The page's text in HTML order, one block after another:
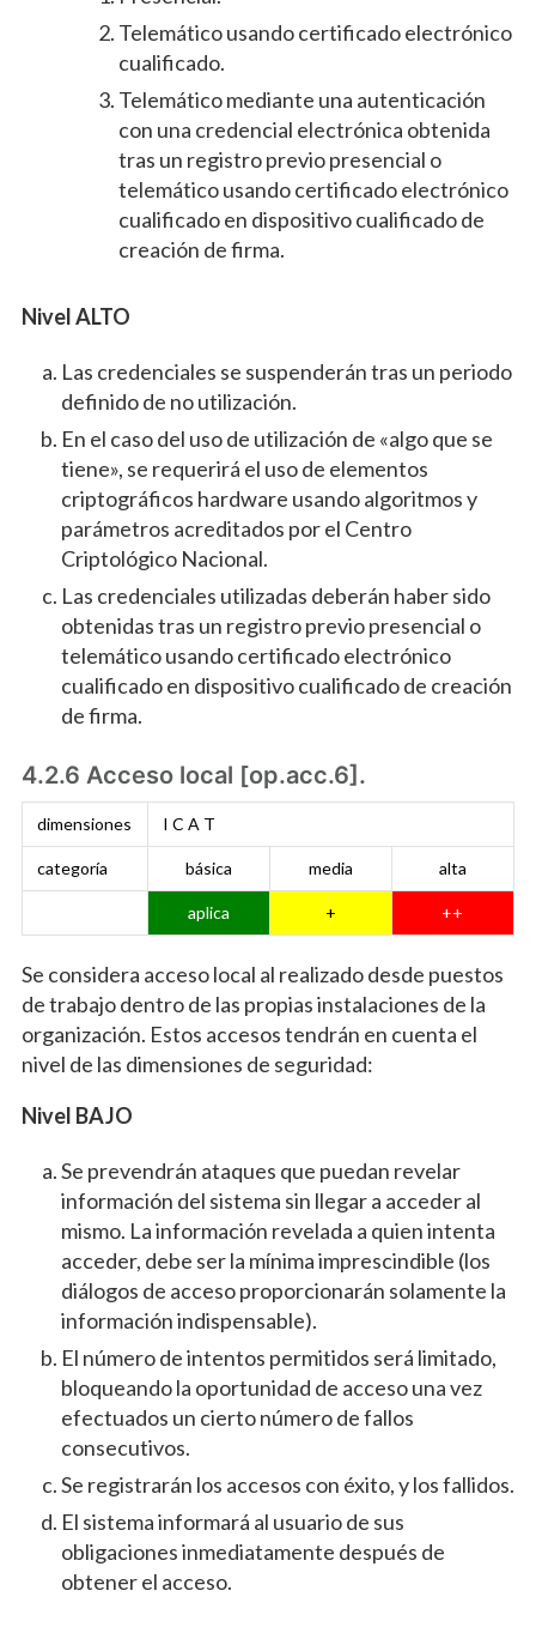
Telemático usando certificado electrónico
cualificado.
Telemático mediante una autenticación
con una credencial electrónica obtenida
tras un registro previo presencial o
telemático usando certificado electrónico
cualificado en dispositivo cualificado de
creación de firma.
Nivel ALTO
Las credenciales se suspenderán tras un periodo
definido de no utilización.
En el caso del uso de utilización de «algo que se
tiene», se requerirá el uso de elementos
criptográficos hardware usando algoritmos y
parámetros acreditados por el Centro
Criptológico Nacional.
Las credenciales utilizadas deberán haber sido
obtenidas tras un registro previo presencial o
telemático usando certificado electrónico
cualificado en dispositivo cualificado de creación
de firma.
4.2.6 Acceso local [op.acc.6].
dimensiones I C A T
categoría básica media alta
aplica + ++
Se considera acceso local al realizado desde puestos
de trabajo dentro de las propias instalaciones de la
organización. Estos accesos tendrán en cuenta el
nivel de las dimensiones de seguridad:
Nivel BAJO
Se prevendrán ataques que puedan revelar
información del sistema sin llegar a acceder al
mismo. La información revelada a quien intenta
acceder, debe ser la mínima imprescindible (los
diálogos de acceso proporcionarán solamente la
información indispensable).
El número de intentos permitidos será limitado,
bloqueando la oportunidad de acceso una vez
efectuados un cierto número de fallos
consecutivos.
Se registrarán los accesos con éxito, y los fallidos.
El sistema informará al usuario de sus
obligaciones inmediatamente después de
obtener el acceso.